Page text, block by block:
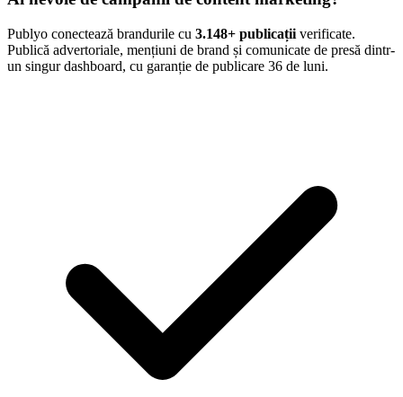
Publyo conectează brandurile cu 3.148+ publicații verificate.
Publică advertoriale, mențiuni de brand și comunicate de presă dintr-
un singur dashboard, cu garanție de publicare 36 de luni.